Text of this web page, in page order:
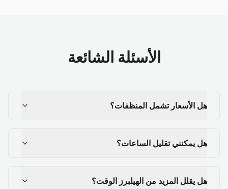
الأسئلة الشائعة
هل الأسعار تشمل المنظفات؟
هل يمكنني تقليل الساعات؟
هل يقلل المزيد من الهيلبرز الوقت؟